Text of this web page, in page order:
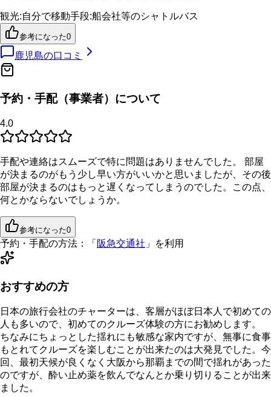
観光:自分で移動手段:船会社等のシャトルバス
参考になった0
鹿児島の口コミ
予約・手配（事業者）について
4.0
手配や連絡はスムーズで特に問題はありませんでした。 部屋
が決まるのがもう少し早い方がいいかと思いましたが、その後
部屋が決まるのはもっと遅くなってしまうのでした。この点、
何とかならないでしょうか。
参考になった0
予約・手配の方法： 「 阪急交通社 」を利用
おすすめの方
日本の旅行会社のチャーターは、客層がほぼ日本人で初めての
人も多いので、初めてのクルーズ体験の方にお勧めします。
ちなみにちょっとした揺れにも敏感な家内ですが、無事に食事
もとれてクルーズを楽しむことが出来たのは大発見でした。今
回、最初天候が良くなく大阪から那覇までの間で揺れがあった
のですが、酔い止め薬を飲んでなんとか乗り切りることが出来
ました。